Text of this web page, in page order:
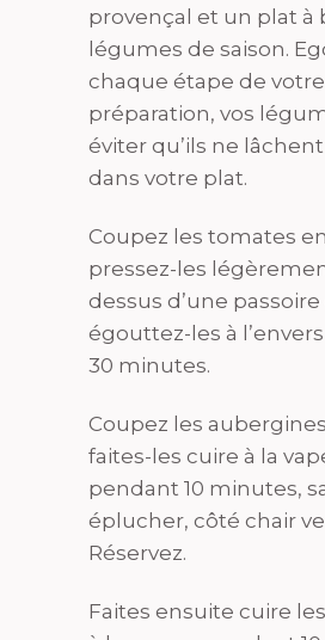
provençal et un plat à
légumes de saison.
chaque étape de votre
préparation, vos
éviter qu’ils ne
dans votre plat.
Coupez les tomates
pressez-les
dessus d’une passoire
égouttez-les à
30 minutes.
Coupez les
faites-les cuire à la
pendant 10 minutes,
éplucher, côté chair
Réservez.
Faites ensuite cuire